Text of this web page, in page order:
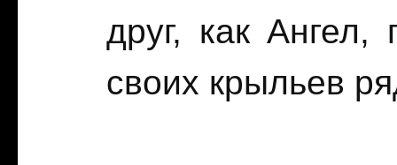
друг, как
своих крыльев